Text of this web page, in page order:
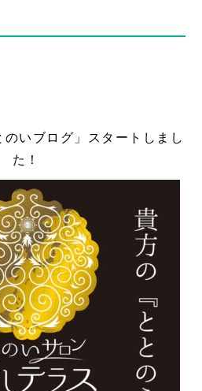
のいブログ」スタートしまし
た！